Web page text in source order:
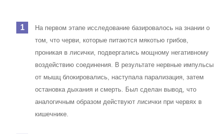
На первом этапе исследование базировалось на знании о
том, что черви, которые питаются мякотью грибов,
проникая в лисички, подвергались мощному негативному
воздействию соединения. В результате нервные импульсы
от мышц блокировались, наступала парализация, затем
остановка дыхания и смерть. Был сделан вывод, что
аналогичным образом действуют лисички при червях в
кишечнике.